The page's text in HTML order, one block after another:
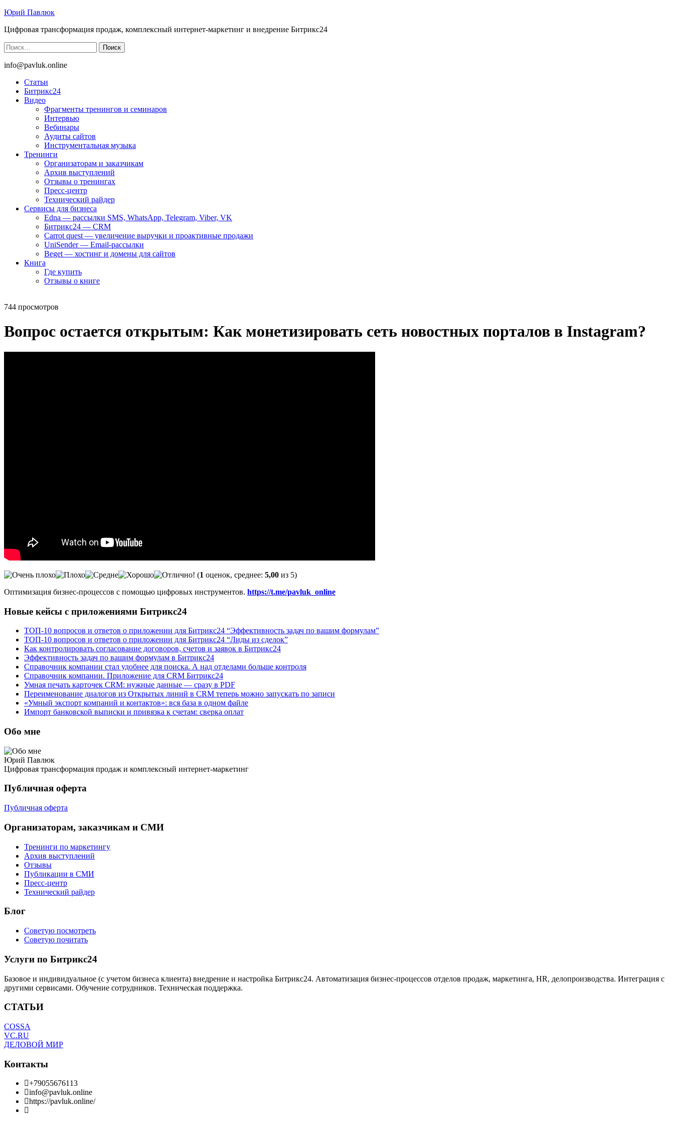
Юрий Павлюк
Цифровая трансформация продаж, комплексный интернет-маркетинг и внедрение Битрикс24
Найти:
info@pavluk.online
Статьи
Битрикс24
Видео
Фрагменты тренингов и семинаров
Интервью
Вебинары
Аудиты сайтов
Инструментальная музыка
Тренинги
Организаторам и заказчикам
Архив выступлений
Отзывы о тренингах
Пресс-центр
Технический райдер
Сервисы для бизнеса
Edna — рассылки SMS, WhatsApp, Telegram, Viber, VK
Битрикс24 — CRM
Carrot quest — увеличение выручки и проактивные продажи
UniSender — Email-рассылки
Beget — хостинг и домены для сайтов
Книга
Где купить
Отзывы о книге
744 просмотров
Вопрос остается открытым: Как монетизировать сеть новостных порталов в Instagram?
(1 оценок, среднее: 5,00 из 5)
Оптимизация бизнес-процессов с помощью цифровых инструментов. https://t.me/pavluk_online
Новые кейсы с приложениями Битрикс24
ТОП-10 вопросов и ответов о приложении для Битрикс24 “Эффективность задач по вашим формулам”
ТОП-10 вопросов и ответов о приложении для Битрикс24 “Лиды из сделок”
Как контролировать согласование договоров, счетов и заявок в Битрикс24
Эффективность задач по вашим формулам в Битрикс24
Справочник компании стал удобнее для поиска. А над отделами больше контроля
Справочник компании. Приложение для CRM Битрикс24
Умная печать карточек CRM: нужные данные — сразу в PDF
Переименование диалогов из Открытых линий в CRM теперь можно запускать по записи
«Умный экспорт компаний и контактов»: вся база в одном файле
Импорт банковской выписки и привязка к счетам: сверка оплат
Обо мне
Юрий Павлюк
Цифровая трансформация продаж и комплексный интернет-маркетинг
Публичная оферта
Публичная оферта
Организаторам, заказчикам и СМИ
Тренинги по маркетингу
Архив выступлений
Отзывы
Публикации в СМИ
Пресс-центр
Технический райдер
Блог
Советую посмотреть
Советую почитать
Услуги по Битрикс24
Базовое и индивидуальное (с учетом бизнеса клиента) внедрение и настройка Битрикс24. Автоматизация бизнес-процессов отделов продаж, маркетинга, HR, делопроизводства. Интеграция с
другими сервисами. Обучение сотрудников. Техническая поддержка.
СТАТЬИ
COSSA
VC.RU
ДЕЛОВОЙ МИР
Контакты
+79055676113
info@pavluk.online
https://pavluk.online/